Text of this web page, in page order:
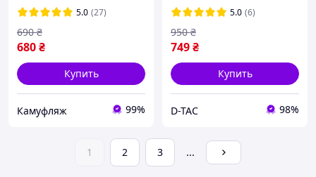
5.0 (27)
680₴
690 ₴
Купить
Камуфляж 99%
5.0 (6)
749₴
950 ₴
Купить
D-TAC 98%
1 2 3 ...